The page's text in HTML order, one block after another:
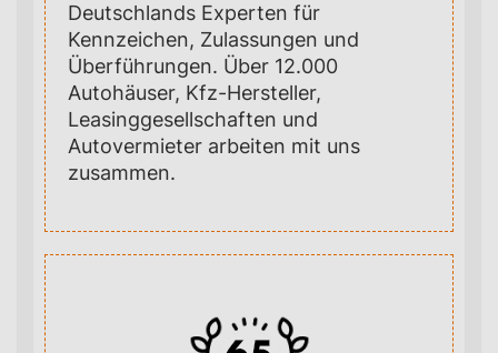
Deutschlands Experten für
Kennzeichen, Zulassungen und
Überführungen. Über 12.000
Autohäuser, Kfz-Hersteller,
Leasinggesellschaften und
Autovermieter arbeiten mit uns
zusammen.